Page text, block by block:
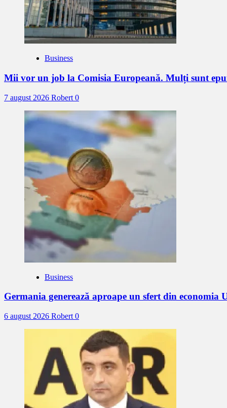
Business
Mii vor un job la Comisia Europeană. Mulți sunt
7 august 2026 Robert 0
Business
Germania generează aproape un sfert din
6 august 2026 Robert 0